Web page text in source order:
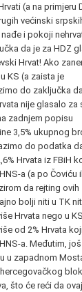
(a na primjeru
većinski
i pokoji
da je za HDZ
Hrvat! Ako
KS (a zaista je
do zaključka
nije glasalo za
zadnjem popisu
3,5% ukupnog
do podatka
Hrvata iz FBiH
a (a po Čoviću
da rejting ovih
bolji niti u TK
Hrvata nego u
od 2% Hrvata
a. Međutim,
u zapadnom
što će reći da ovaj